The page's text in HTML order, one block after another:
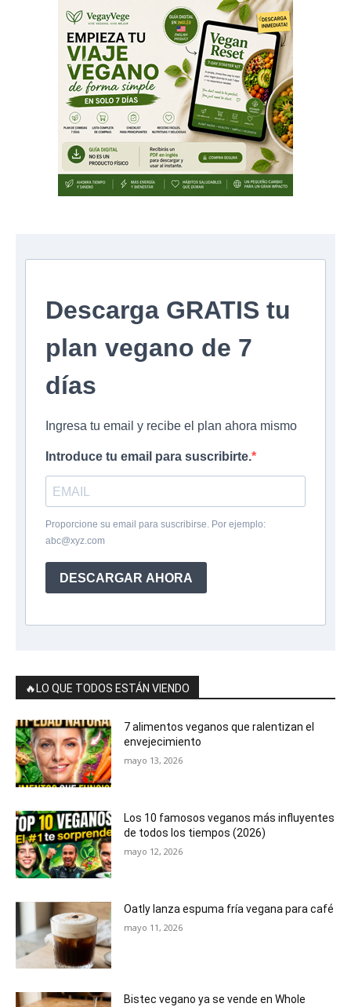
Descarga GRATIS tu
plan vegano de 7
días
Ingresa tu email y recibe el plan ahora mismo
Introduce tu email para suscribirte.
Proporcione su email para suscribirse. Por ejemplo:
abc@xyz.com
DESCARGAR AHORA
🔥LO QUE TODOS ESTÁN VIENDO
7 alimentos veganos que ralentizan el
envejecimiento
mayo 13, 2026
Los 10 famosos veganos más influyentes
de todos los tiempos (2026)
mayo 12, 2026
Oatly lanza espuma fría vegana para café
mayo 11, 2026
Bistec vegano ya se vende en Whole